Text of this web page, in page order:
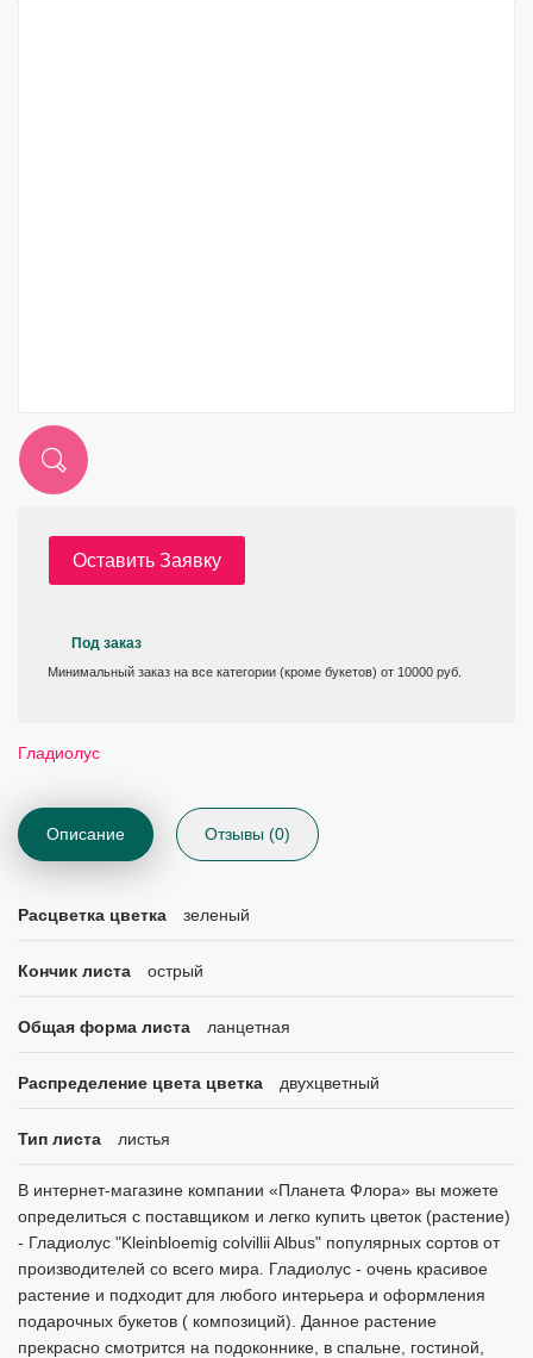
Оставить Заявку
Под заказ
Минимальный заказ на все категории (кроме букетов) от 10000 руб.
Гладиолус
Описание Отзывы (0)
Расцветка цветка зеленый
Кончик листа острый
Общая форма листа ланцетная
Распределение цвета цветка двухцветный
Тип листа листья
В интернет-магазине компании «Планета Флора» вы можете
определиться с поставщиком и легко купить цветок (растение)
- Гладиолус "Kleinbloemig colvillii Albus" популярных сортов от
производителей со всего мира. Гладиолус - очень красивое
растение и подходит для любого интерьера и оформления
подарочных букетов ( композиций). Данное растение
прекрасно смотрится на подоконнике, в спальне, гостиной,